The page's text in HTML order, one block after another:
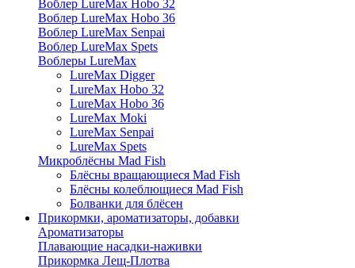
Воблер LureMax Hobo 32
Воблер LureMax Hobo 36
Воблер LureMax Senpai
Воблер LureMax Spets
Воблеры LureMax
LureMax Digger
LureMax Hobo 32
LureMax Hobo 36
LureMax Moki
LureMax Senpai
LureMax Spets
Микроблёсны Mad Fish
Блёсны вращающиеся Mad Fish
Блёсны колеблющиеся Mad Fish
Болванки для блёсен
Прикормки, ароматизаторы, добавки
Ароматизаторы
Плавающие насадки-наживки
Прикормка Лещ-Плотва